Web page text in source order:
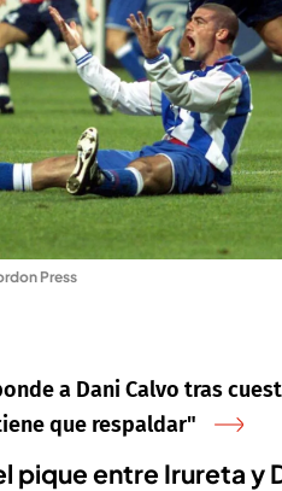
Press
a Dani Calvo tras
que respaldar"
pique entre Irureta y